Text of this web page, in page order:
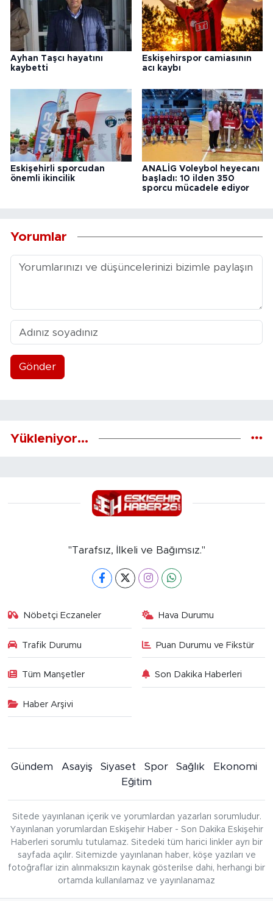
Ayhan Taşcı hayatını
kaybetti
Eskişehirspor camiasının
acı kaybı
Eskişehirli sporcudan
önemli ikincilik
ANALİG Voleybol heyecanı
başladı: 10 ilden 350
sporcu mücadele ediyor
Yorumlar
Gönder
Yükleniyor...
"Tarafsız, İlkeli ve Bağımsız."
Nöbetçi Eczaneler Hava Durumu
Trafik Durumu Puan Durumu ve Fikstür
Tüm Manşetler Son Dakika Haberleri
Haber Arşivi
Gündem Asayiş Siyaset Spor Sağlık
Ekonomi
Eğitim
Sitede yayınlanan içerik ve yorumlardan yazarları sorumludur.
Yayınlanan yorumlardan Eskişehir Haber - Son Dakika Eskişehir
Haberleri sorumlu tutulamaz. Sitedeki tüm harici linkler ayrı bir
sayfada açılır. Sitemizde yayınlanan haber, köşe yazıları ve
fotoğraflar izin alınmaksızın kaynak gösterilse dahi, herhangi bir
ortamda kullanılamaz ve yayınlanamaz